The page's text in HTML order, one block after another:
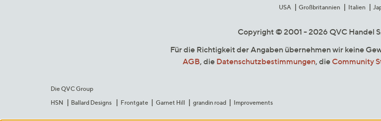
USA
Großbritannien Italien
Copyright © 2001 - 2026 QVC Handel
Für die Richtigkeit der Angaben übernehmen wir keine
AGB, die Datenschutzbestimmungen, die Community
Die QVC Group
HSN
Ballard Designs Frontgate Garnet Hill grandin road Improvements